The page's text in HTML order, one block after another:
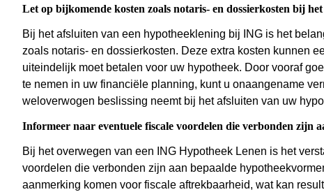
Let op bijkomende kosten zoals notaris- en dossierkosten bij
Bij het afsluiten van een hypotheeklening bij ING is het
zoals notaris- en dossierkosten. Deze extra kosten kunnen
uiteindelijk moet betalen voor uw hypotheek. Door vooraf
te nemen in uw financiële planning, kunt u onaangename
weloverwogen beslissing neemt bij het afsluiten van uw
Informeer naar eventuele fiscale voordelen die verbonden zijn
Bij het overwegen van een ING Hypotheek Lenen is het
voordelen die verbonden zijn aan bepaalde
aanmerking komen voor fiscale aftrekbaarheid, wat kan